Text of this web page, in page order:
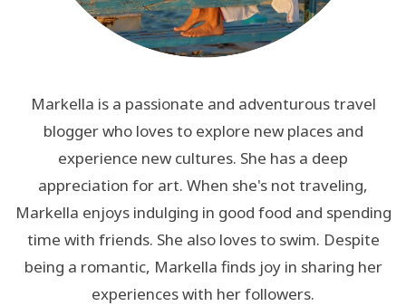
Markella is a passionate and adventurous travel
blogger who loves to explore new places and
experience new cultures. She has a deep
appreciation for art. When she's not traveling,
Markella enjoys indulging in good food and spending
time with friends. She also loves to swim. Despite
being a romantic, Markella finds joy in sharing her
experiences with her followers.